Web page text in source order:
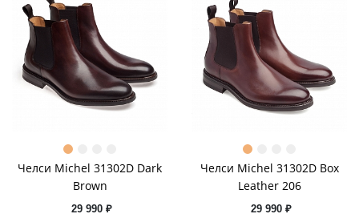
Челси Michel 31302D Dark
Brown
29 990 ₽
Челси Michel 31302D Box
Leather 206
29 990 ₽